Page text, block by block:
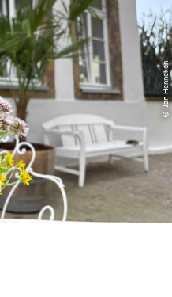
© Jan Henneken